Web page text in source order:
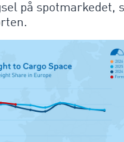
på spotmarkedet,